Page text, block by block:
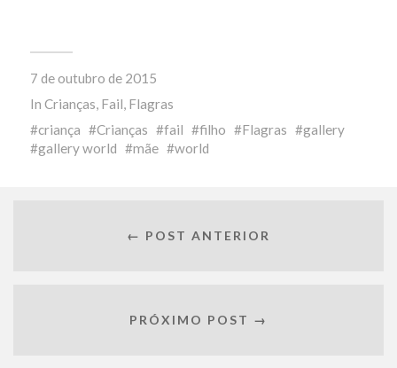
7 de outubro de 2015
In Crianças, Fail, Flagras
criança
Crianças fail filho Flagras
gallery
gallery world
mãe world
← POST ANTERIOR
PRÓXIMO POST →